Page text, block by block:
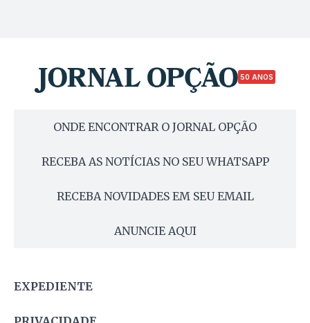
50 ANOS
ONDE ENCONTRAR O JORNAL OPÇÃO
RECEBA AS NOTÍCIAS NO SEU WHATSAPP
RECEBA NOVIDADES EM SEU EMAIL
ANUNCIE AQUI
EXPEDIENTE